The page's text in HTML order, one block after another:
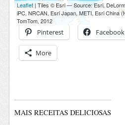
Pinterest Facebook
More
MAIS RECEITAS DELICIOSAS